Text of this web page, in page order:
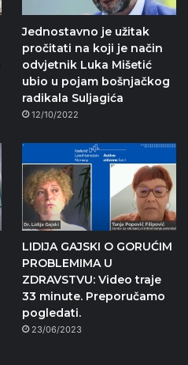
Jednostavno je užitak
pročitati na koji je način
odvjetnik Luka Mišetić
ubio u pojam bošnjačkog
radikala Suljagića
12/10/2022
LIDIJA GAJSKI O GORUĆIM
PROBLEMIMA U
ZDRAVSTVU: Video traje
33 minute. Preporučamo
pogledati.
23/06/2023